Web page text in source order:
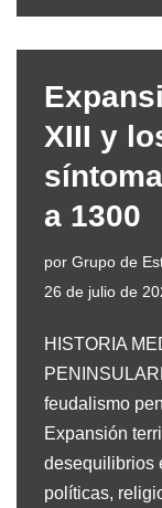
XIII y
a 1300
por Grupo de
26 de julio de
HISTORIA
feudalismo
Expansión
desequilibrios
políticas,